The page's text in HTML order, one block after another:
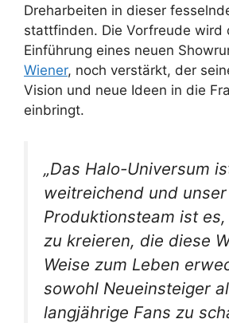
Dreharbeiten in dieser
stattfinden. Die Vorfreude wird
Einführung eines neuen
Wiener, noch verstärkt, der
Vision und neue Ideen in die
einbringt.
„Das Halo-Universum
weitreichend und
Produktionsteam ist
zu kreieren, die diese
Weise zum Leben
sowohl Neueinsteiger
langjährige Fans zu